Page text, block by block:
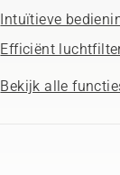
Intuïtieve
Efficiënt
Bekijk alle